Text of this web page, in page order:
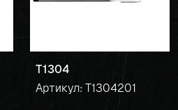
T1304
Артикул: T1304201